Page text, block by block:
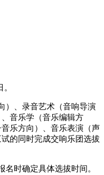
）、录音艺术（音响导演
音乐学（音乐编辑方
乐方向）、音乐表演（声
的同时完成交响乐团选拔
名时确定具体选拔时间。